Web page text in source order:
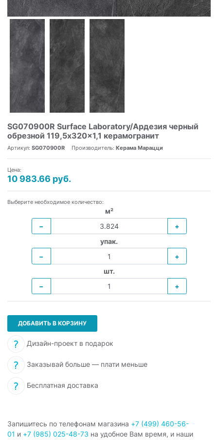
SG070900R Surface Laboratory/Ардезия черный
обрезной 119,5x320x1,1 керамогранит
Артикул: SG070900R Производитель: Керама Марацци
Цена:
10 983.66 руб.
Выберите необходимое количество:
м²
−
+
упак.
−
+
шт.
−
+
ДОБАВИТЬ В КОРЗИНУ
Дизайн-проект в подарок
Заказывай больше — плати меньше
Бесплатная доставка
Запишитесь по телефонам магазина +7 (499) 460-56-
01 и +7 (985) 025-48-73 на удобное Вам время, и наши